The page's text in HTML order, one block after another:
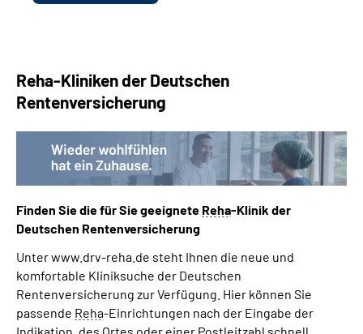
Reha-Kliniken der Deutschen
Rentenversicherung
Finden Sie die für Sie geeignete Reha-Klinik der
Deutschen Rentenversicherung
Unter www.drv-reha.de steht Ihnen die neue und
komfortable Kliniksuche der Deutschen
Rentenversicherung zur Verfügung. Hier können Sie
passende Reha-Einrichtungen nach der Eingabe der